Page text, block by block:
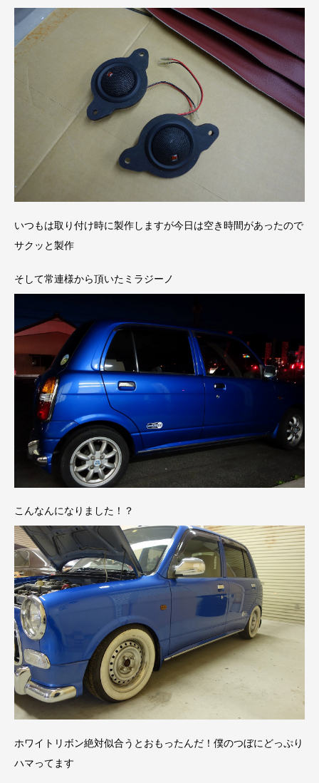
いつもは取り付け時に製作しますが今日は空き時間があったので
サクッと製作
そして常連様から頂いたミラジーノ
こんなんになりました！？
ホワイトリボン絶対似合うとおもったんだ！僕のつぼにどっぷり
ハマってます